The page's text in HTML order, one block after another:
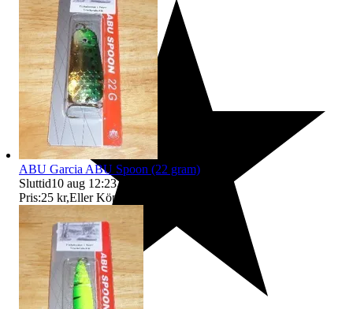
ABU Garcia ABU Spoon (22 gram)
Sluttid10 aug 12:23.
Pris:25 kr,Eller Köp nu